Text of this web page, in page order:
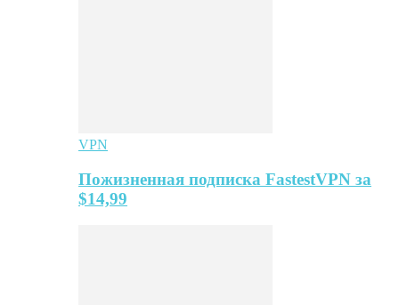
VPN
Пожизненная подписка FastestVPN за
$14,99